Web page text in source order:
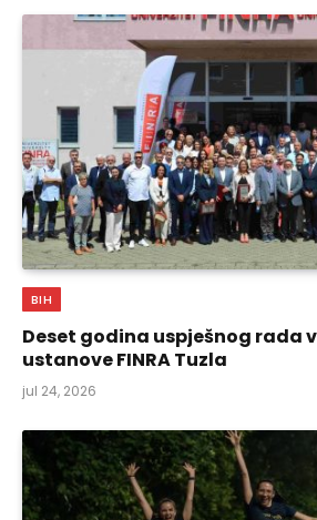
BIH
Deset godina uspješnog rada
ustanove FINRA Tuzla
jul 24, 2026